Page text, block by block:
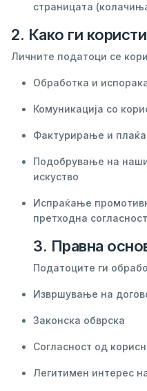
страницата
2. Како ги
Личните податоци се
Обработка и
Комуникација со
Фактурирање и
Подобрување на
искуство
Испраќање
претходна
3. Правна
Податоците ги
Извршување на
Законска обврска
Согласност од
Легитимен интерес